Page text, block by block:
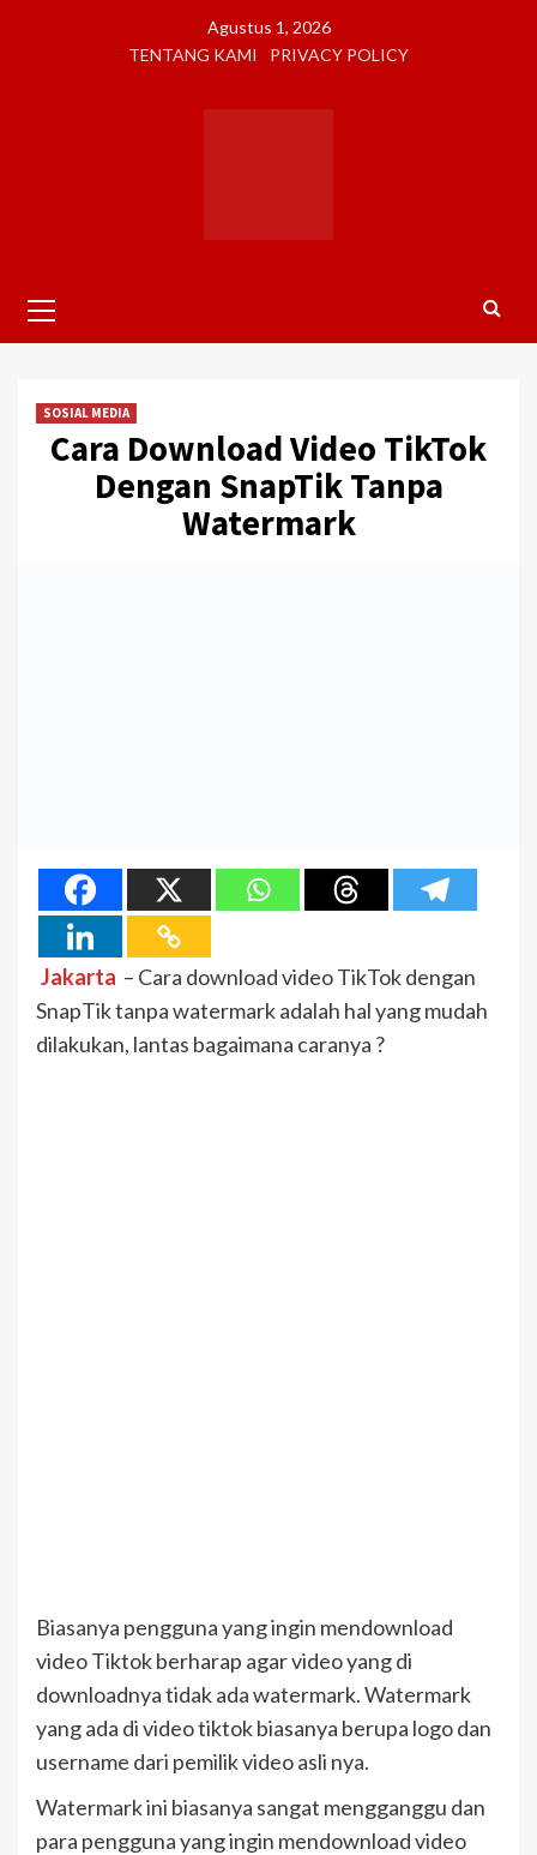
Agustus 1, 2026
TENTANG KAMI
PRIVACY POLICY
Menu
SOSIAL MEDIA
Cara Download Video TikTok
Dengan SnapTik Tanpa
Watermark
Jakarta – Cara download video TikTok dengan
SnapTik tanpa watermark adalah hal yang mudah
dilakukan, lantas bagaimana caranya ?
Biasanya pengguna yang ingin mendownload
video Tiktok berharap agar video yang di
downloadnya tidak ada watermark. Watermark
yang ada di video tiktok biasanya berupa logo dan
username dari pemilik video asli nya.
Watermark ini biasanya sangat mengganggu dan
para pengguna yang ingin mendownload video